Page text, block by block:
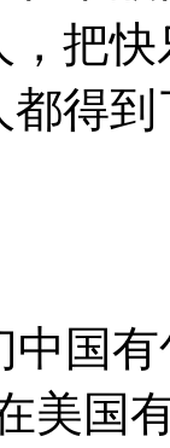
把
得
有
美国